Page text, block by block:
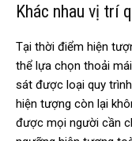
Khác nhau vị trí
Tại thời điểm hiện
thể lựa chọn thoải
sát được loại quy
hiện tượng còn lại
được mọi người cần